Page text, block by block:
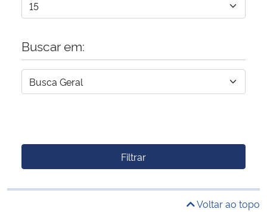
Banco Central do Brasil
Buscar em:
Filtrar
Voltar ao topo